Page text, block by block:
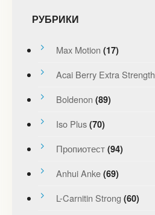
РУБРИКИ
Max Motion (17)
Acai Berry Extra Strength
Boldenon (89)
Iso Plus (70)
Пропиотест (94)
Anhui Anke (69)
L-Carnitin Strong (60)